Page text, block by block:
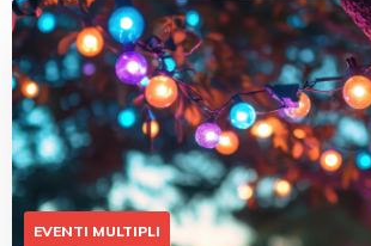
EVENTI MULTIPLI